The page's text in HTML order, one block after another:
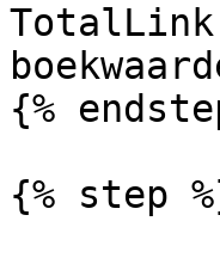
{%
{% step